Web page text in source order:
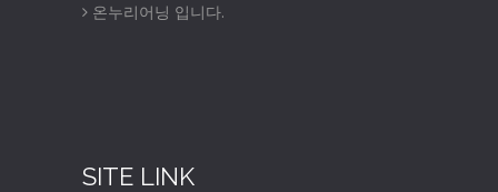
온누리어닝 입니다.
SITE LINK